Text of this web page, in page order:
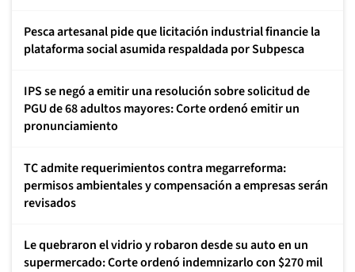
Pesca artesanal pide que licitación industrial financie la
plataforma social asumida respaldada por Subpesca
IPS se negó a emitir una resolución sobre solicitud de
PGU de 68 adultos mayores: Corte ordenó emitir un
pronunciamiento
TC admite requerimientos contra megarreforma:
permisos ambientales y compensación a empresas serán
revisados
Le quebraron el vidrio y robaron desde su auto en un
supermercado: Corte ordenó indemnizarlo con $270 mil